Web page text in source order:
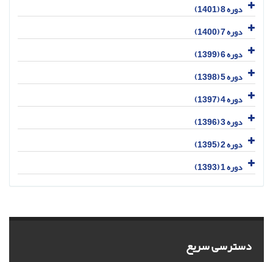
دوره 8 (1401)
دوره 7 (1400)
دوره 6 (1399)
دوره 5 (1398)
دوره 4 (1397)
دوره 3 (1396)
دوره 2 (1395)
دوره 1 (1393)
دسترسی سریع